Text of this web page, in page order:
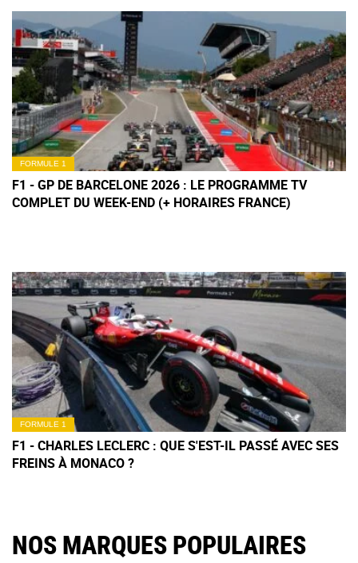
FORMULE 1
F1 - GP DE BARCELONE 2026 : LE PROGRAMME TV
COMPLET DU WEEK-END (+ HORAIRES FRANCE)
FORMULE 1
F1 - CHARLES LECLERC : QUE S'EST-IL PASSÉ AVEC SES
FREINS À MONACO ?
NOS MARQUES POPULAIRES